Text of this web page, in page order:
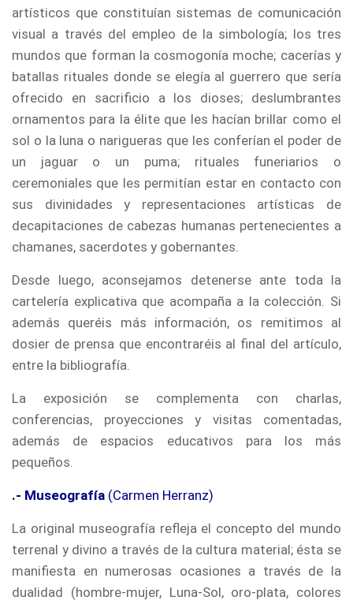
artísticos que constituían sistemas de comunicación
visual a través del empleo de la simbología; los tres
mundos que forman la cosmogonía moche; cacerías y
batallas rituales donde se elegía al guerrero que sería
ofrecido en sacrificio a los dioses; deslumbrantes
ornamentos para la élite que les hacían brillar como el
sol o la luna o narigueras que les conferían el poder de
un jaguar o un puma; rituales funeriarios o
ceremoniales que les permitían estar en contacto con
sus divinidades y representaciones artísticas de
decapitaciones de cabezas humanas pertenecientes a
chamanes, sacerdotes y gobernantes.
Desde luego, aconsejamos detenerse ante toda la
cartelería explicativa que acompaña a la colección. Si
además queréis más información, os remitimos al
dosier de prensa que encontraréis al final del artículo,
entre la bibliografía.
La exposición se complementa con charlas,
conferencias, proyecciones y visitas comentadas,
además de espacios educativos para los más
pequeños.
.- Museografía (Carmen Herranz)
La original museografía refleja el concepto del mundo
terrenal y divino a través de la cultura material; ésta se
manifiesta en numerosas ocasiones a través de la
dualidad (hombre-mujer, Luna-Sol, oro-plata, colores